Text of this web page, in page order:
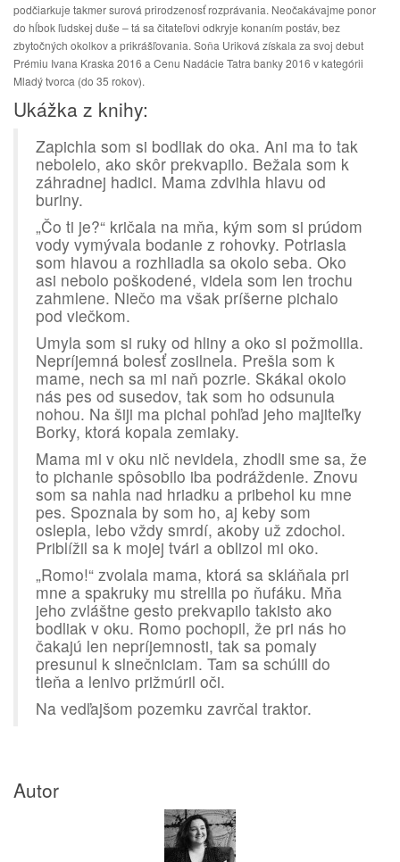
podčiarkuje takmer surová prirodzenosť rozprávania. Neočakávajme ponor
do hĺbok ľudskej duše – tá sa čitateľovi odkryje konaním postáv, bez
zbytočných okolkov a prikrášľovania. Soňa Uriková získala za svoj debut
Prémiu Ivana Kraska 2016 a Cenu Nadácie Tatra banky 2016 v kategórii
Mladý tvorca (do 35 rokov).
Ukážka z knihy:
Zapichla som si bodliak do oka. Ani ma to tak
nebolelo, ako skôr prekvapilo. Bežala som k
záhradnej hadici. Mama zdvihla hlavu od
buriny.
„Čo ti je?“ kričala na mňa, kým som si prúdom
vody vymývala bodanie z rohovky. Potriasla
som hlavou a rozhliadla sa okolo seba. Oko
asi nebolo poškodené, videla som len trochu
zahmlene. Niečo ma však príšerne pichalo
pod viečkom.
Umyla som si ruky od hliny a oko si požmolila.
Nepríjemná bolesť zosilnela. Prešla som k
mame, nech sa mi naň pozrie. Skákal okolo
nás pes od susedov, tak som ho odsunula
nohou. Na šiji ma pichal pohľad jeho majiteľky
Borky, ktorá kopala zemiaky.
Mama mi v oku nič nevidela, zhodli sme sa, že
to pichanie spôsobilo iba podráždenie. Znovu
som sa nahla nad hriadku a pribehol ku mne
pes. Spoznala by som ho, aj keby som
oslepla, lebo vždy smrdí, akoby už zdochol.
Priblížil sa k mojej tvári a oblizol mi oko.
„Romo!“ zvolala mama, ktorá sa skláňala pri
mne a spakruky mu strelila po ňufáku. Mňa
jeho zvláštne gesto prekvapilo takisto ako
bodliak v oku. Romo pochopil, že pri nás ho
čakajú len nepríjemnosti, tak sa pomaly
presunul k slnečniciam. Tam sa schúlil do
tieňa a lenivo prižmúril oči.
Na vedľajšom pozemku zavrčal traktor.
Autor